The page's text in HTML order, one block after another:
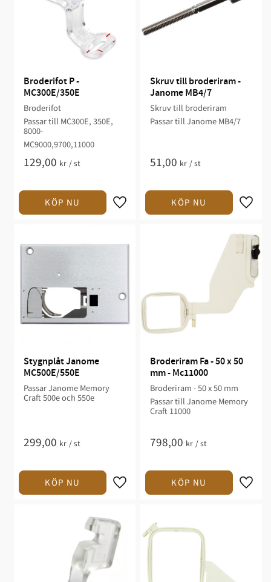
Broderifot P -
MC300E/350E
Broderifot
Passar till MC300E, 350E,
8000-
MC9000,9700,11000
129,00 kr /st
Skruv till broderiram -
Janome MB4/7
Skruv till broderiram
Passar till Janome MB4/7
51,00 kr /st
Stygnplåt Janome
MC500E/550E
Passar Janome Memory
Craft 500e och 550e
299,00 kr /st
Broderiram Fa - 50 x 50
mm - Mc11000
Broderiram - 50 x 50 mm
Passar till Janome Memory
Craft 11000
798,00 kr /st